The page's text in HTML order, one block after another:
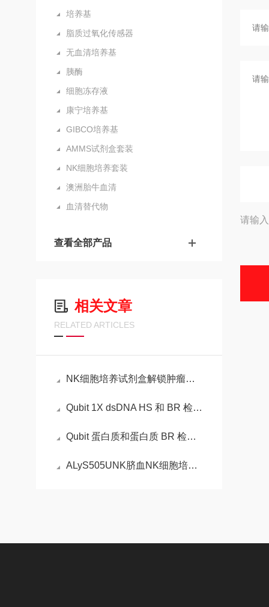
培养基
脂质过氧化传感器
无血清培养基
胰酶
细胞冻存液
康宁培养基
GIBCO培养基
AMMS试剂盒套装
NK细胞培养套装
澳洲胎牛血清
血清替代物
查看全部产品
相关文章
RELATED ARTICLES
NK细胞培养试剂盒解锁肿瘤免疫治疗的“细胞工厂”
Qubit 1X dsDNA HS 和 BR 检测试剂盒的性能
Qubit 蛋白质和蛋白质 BR 检测试剂盒的性能
ALyS505UNK脐血NK细胞培养试剂盒
请输